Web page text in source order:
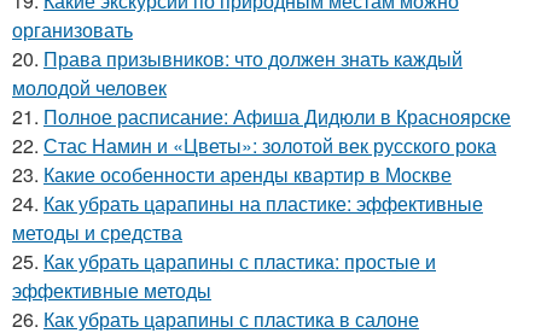
организовать
20. Права призывников: что должен знать каждый
молодой человек
21. Полное расписание: Афиша Дидюли в Красноярске
22. Стас Намин и «Цветы»: золотой век русского рока
23. Какие особенности аренды квартир в Москве
24. Как убрать царапины на пластике: эффективные
методы и средства
25. Как убрать царапины с пластика: простые и
эффективные методы
26. Как убрать царапины с пластика в салоне